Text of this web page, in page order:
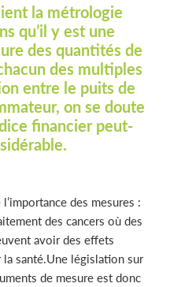
la métrologie
qu’il y est une
des quantités de
des multiples
entre le puits de
on se doute
financier peut-
des mesures :
des cancers où des
avoir des effets
santé.Une législation sur
de mesure est donc